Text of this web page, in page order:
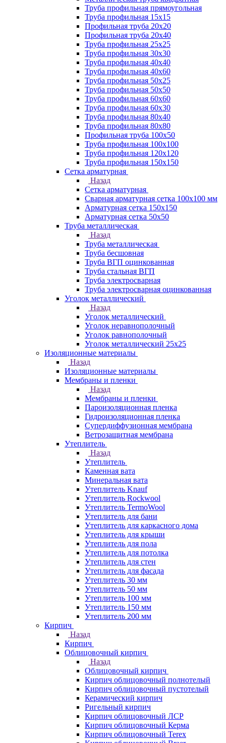
Труба профильная прямоугольная
Труба профильная 15х15
Профильная труба 20х20
Профильная труба 20х40
Труба профильная 25х25
Труба профильная 30x30
Труба профильная 40х40
Труба профильная 40х60
Труба профильная 50х25
Труба профильная 50х50
Труба профильная 60x60
Труба профильная 60х30
Труба профильная 80х40
Труба профильная 80х80
Профильная труба 100х50
Труба профильная 100х100
Труба профильная 120х120
Труба профильная 150х150
Сетка арматурная
Назад
Сетка арматурная
Сварная арматурная сетка 100х100 мм
Арматурная сетка 150х150
Арматурная сетка 50х50
Труба металлическая
Назад
Труба металлическая
Труба бесшовная
Труба ВГП оцинкованная
Труба стальная ВГП
Труба электросварная
Труба электросварная оцинкованная
Уголок металлический
Назад
Уголок металлический
Уголок неравнополочный
Уголок равнополочный
Уголок металлический 25х25
Изоляционные материалы
Назад
Изоляционные материалы
Мембраны и пленки
Назад
Мембраны и пленки
Пароизоляционная пленка
Гидроизоляционная пленка
Супердиффузионная мембрана
Ветрозащитная мембрана
Утеплитель
Назад
Утеплитель
Каменная вата
Минеральная вата
Утеплитель Knauf
Утеплитель Rockwool
Утеплитель TermoWool
Утеплитель для бани
Утеплитель для каркасного дома
Утеплитель для крыши
Утеплитель для пола
Утеплитель для потолка
Утеплитель для стен
Утеплитель для фасада
Утеплитель 30 мм
Утеплитель 50 мм
Утеплитель 100 мм
Утеплитель 150 мм
Утеплитель 200 мм
Кирпич
Назад
Кирпич
Облицовочный кирпич
Назад
Облицовочный кирпич
Кирпич облицовочный полнотелый
Кирпич облицовочный пустотелый
Керамический кирпич
Ригельный кирпич
Кирпич облицовочный ЛСР
Кирпич облицовочный Керма
Кирпич облицовочный Terex